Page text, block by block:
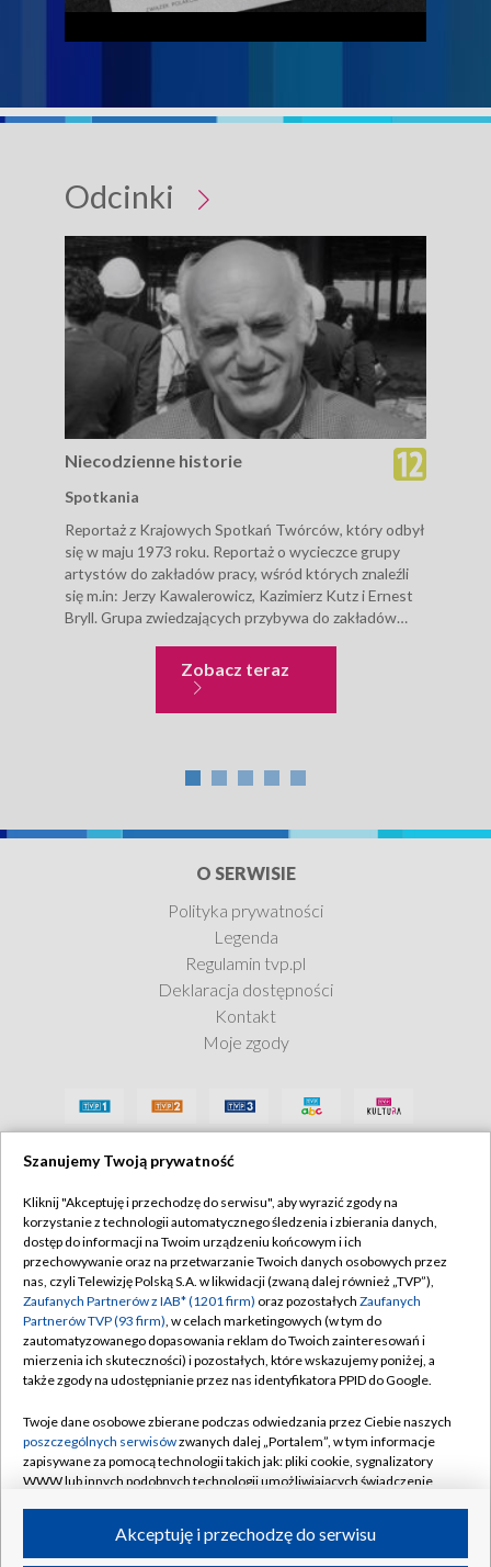
Odcinki
Niecodzienne historie
Spotkania
Reportaż z Krajowych Spotkań Twórców, który odbył
się w maju 1973 roku. Reportaż o wycieczce grupy
artystów do zakładów pracy, wśród których znaleźli
się m.in: Jerzy Kawalerowicz, Kazimierz Kutz i Ernest
Bryll. Grupa zwiedzających przybywa do zakładów
Zobacz terazNiecodzienne historie
O SERWISIE
Polityka prywatności
Legenda
Regulamin tvp.pl
Deklaracja dostępności
Kontakt
Moje zgody
Szanujemy Twoją prywatność
Kliknij "Akceptuję i przechodzę do serwisu", aby wyrazić zgody na
korzystanie z technologii automatycznego śledzenia i zbierania danych,
dostęp do informacji na Twoim urządzeniu końcowym i ich
przechowywanie oraz na przetwarzanie Twoich danych osobowych przez
nas, czyli Telewizję Polską S.A. w likwidacji (zwaną dalej również „TVP”),
Zaufanych Partnerów z IAB* (1201 firm) oraz pozostałych Zaufanych
Partnerów TVP (93 firm), w celach marketingowych (w tym do
zautomatyzowanego dopasowania reklam do Twoich zainteresowań i
mierzenia ich skuteczności) i pozostałych, które wskazujemy poniżej, a
także zgody na udostępnianie przez nas identyfikatora PPID do Google.
Twoje dane osobowe zbierane podczas odwiedzania przez Ciebie naszych
poszczególnych serwisówzwanych dalej „Portalem”, w tym informacje
zapisywane za pomocą technologii takich jak: pliki cookie, sygnalizatory
WWW lub innych podobnych technologii umożliwiających świadczenie
ruchu w Internecie.Akceptuję i przechodzę do serwisu